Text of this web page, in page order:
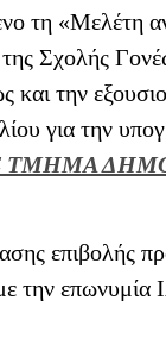
τη «Μελέτη
της Σχολής
και την
για την
ΤΜΗΜΑ
επιβολής
με την